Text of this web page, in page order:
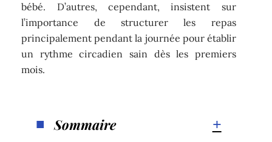
bébé. D’autres, cependant, insistent sur
l’importance de structurer les repas
principalement pendant la journée pour établir
un rythme circadien sain dès les premiers
mois.
Sommaire